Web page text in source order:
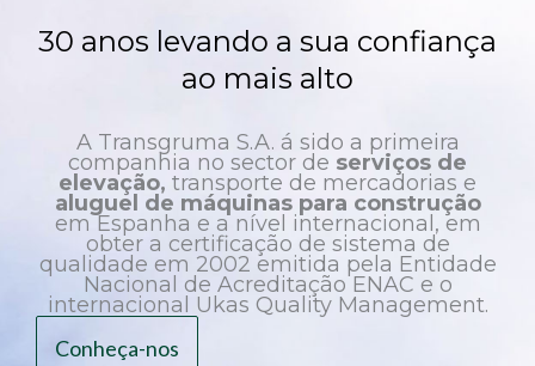
30 anos levando a sua confiança
ao mais alto
A Transgruma S.A. á sido a primeira
companhia no sector de serviços de
elevação, transporte de mercadorias e
aluguel de máquinas para construção
em Espanha e a nível internacional, em
obter a certificação de sistema de
qualidade em 2002 emitida pela Entidade
Nacional de Acreditação ENAC e o
internacional Ukas Quality Management.
Conheça-nos